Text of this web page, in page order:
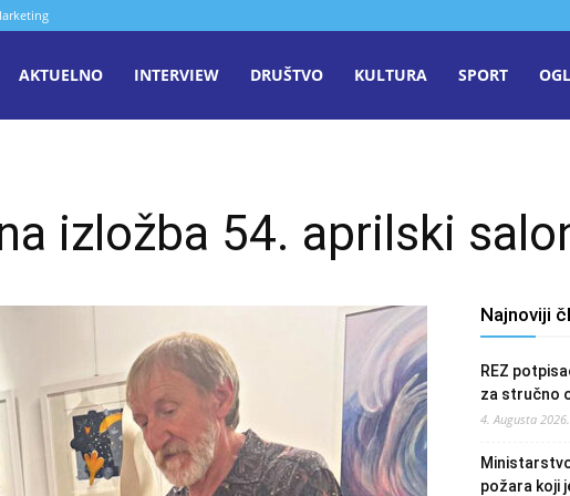
AKTUELNO INTERVIEW DRUŠTVO KULTURA SPORT
izložba 54. aprilski
Najnoviji
REZ
za stručno
4. Augusta 2026.
požara koji